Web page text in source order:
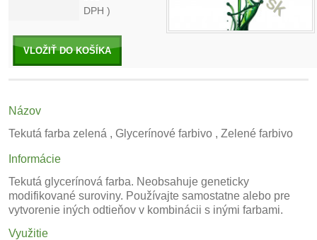
DPH )
VLOŽIŤ DO KOŠÍKA
Názov
Tekutá farba zelená , Glycerínové farbivo , Zelené farbivo
Informácie
Tekutá glycerínová farba. Neobsahuje geneticky
modifikované suroviny. Používajte samostatne alebo pre
vytvorenie iných odtieňov v kombinácii s inými farbami.
Využitie